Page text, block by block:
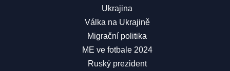
Ukrajina
Válka na Ukrajině
Migrační politika
ME ve fotbale 2024
Ruský prezident